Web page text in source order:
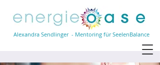
Alexandra Sendlinger - Mentoring für SeelenBalance